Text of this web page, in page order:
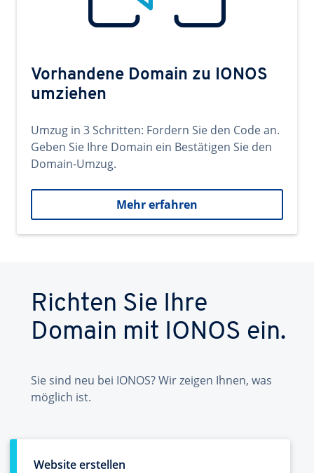
Vorhandene Domain zu IONOS
umziehen
Umzug in 3 Schritten: Fordern Sie den Code an.
Geben Sie Ihre Domain ein Bestätigen Sie den
Domain-Umzug.
Mehr erfahren
Richten Sie Ihre
Domain mit IONOS ein.
Sie sind neu bei IONOS? Wir zeigen Ihnen, was
möglich ist.
Website erstellen